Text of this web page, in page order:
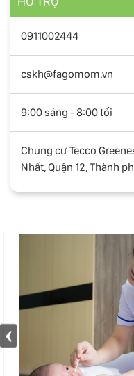
0911002444
cskh@fagomom.vn
9:00 sáng - 8:00 tối
Chung cư Tecco
Nhất, Quận 12, Thành